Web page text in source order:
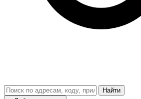
Найти